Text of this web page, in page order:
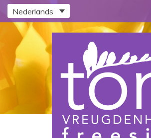
Nederlands